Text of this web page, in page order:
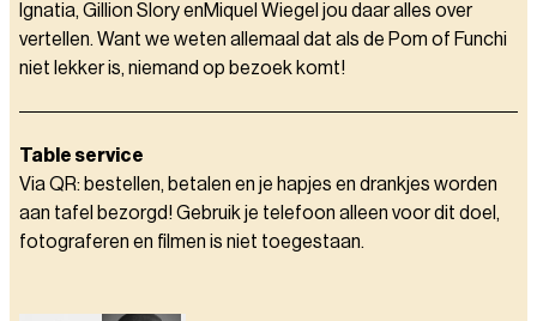
Ignatia, Gillion Slory enMiquel Wiegel jou daar alles over
vertellen. Want we weten allemaal dat als de Pom of Funchi
niet lekker is, niemand op bezoek komt!
Table service
Via QR: bestellen, betalen en je hapjes en drankjes worden
aan tafel bezorgd! Gebruik je telefoon alleen voor dit doel,
fotograferen en filmen is niet toegestaan.